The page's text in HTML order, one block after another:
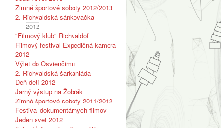
Zimné športové soboty 2012/2013
2. Richvaldská sánkovačka
2012
"Filmový klub" Richvaldof
Filmový festival Expedičná kamera
2012
Výlet do Osvienčimu
2. Richvaldská šarkaniáda
Deň detí 2012
Jarný výstup na Žobrák
Zimné športové soboty 2011/2012
Festival dokumentárnych filmov
Jeden svet 2012